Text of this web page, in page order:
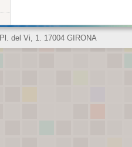
Pl. del Vi, 1. 17004 GIRONA